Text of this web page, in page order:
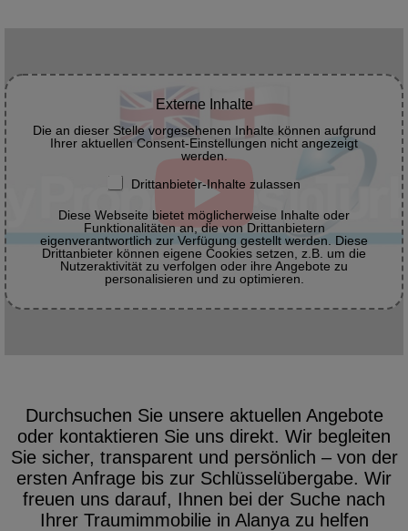
Externe Inhalte
Die an dieser Stelle vorgesehenen Inhalte können aufgrund
Ihrer aktuellen Consent-Einstellungen nicht angezeigt
werden.
Drittanbieter-Inhalte zulassen
Diese Webseite bietet möglicherweise Inhalte oder
Funktionalitäten an, die von Drittanbietern
eigenverantwortlich zur Verfügung gestellt werden. Diese
Drittanbieter können eigene Cookies setzen, z.B. um die
Nutzeraktivität zu verfolgen oder ihre Angebote zu
personalisieren und zu optimieren.
Durchsuchen Sie unsere aktuellen Angebote
oder kontaktieren Sie uns direkt. Wir begleiten
Sie sicher, transparent und persönlich – von der
ersten Anfrage bis zur Schlüsselübergabe. Wir
freuen uns darauf, Ihnen bei der Suche nach
Ihrer Traumimmobilie in Alanya zu helfen